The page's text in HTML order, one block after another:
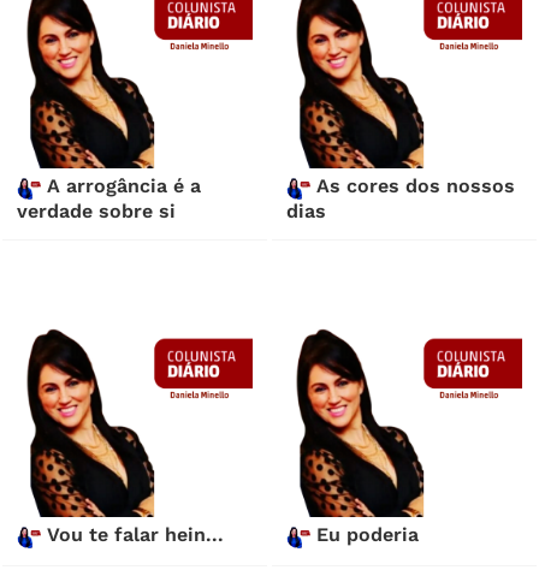
A arrogância é a
verdade sobre si
As cores dos nossos
dias
Vou te falar hein... Eu poderia